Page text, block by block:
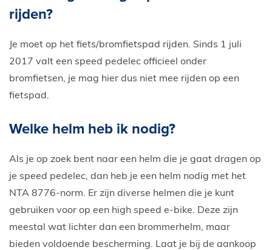
rijden?
Je moet op het fiets/bromfietspad rijden. Sinds 1 juli
2017 valt een speed pedelec officieel onder
bromfietsen, je mag hier dus niet mee rijden op een
fietspad.
Welke helm heb ik nodig?
Als je op zoek bent naar een helm die je gaat dragen op
je speed pedelec, dan heb je een helm nodig met het
NTA 8776-norm. Er zijn diverse helmen die je kunt
gebruiken voor op een high speed e-bike. Deze zijn
meestal wat lichter dan een brommerhelm, maar
bieden voldoende bescherming. Laat je bij de aankoop